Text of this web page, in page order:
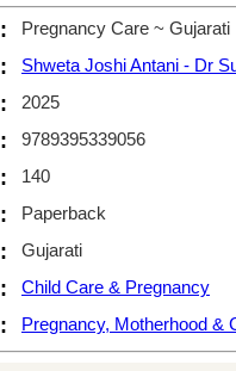
:
Pregnancy Care ~ Gujarati
:
Shweta Joshi Antani - Dr
:
2025
:
9789395339056
:
140
:
Paperback
:
Gujarati
:
Child Care & Pregnancy
: Pregnancy, Motherhood &